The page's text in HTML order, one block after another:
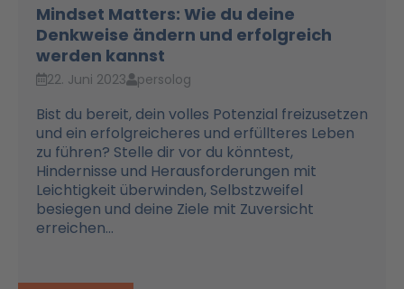
Mindset Matters: Wie du deine
Denkweise ändern und erfolgreich
werden kannst
22. Juni 2023 persolog
Bist du bereit, dein volles Potenzial freizusetzen
und ein erfolgreicheres und erfüllteres Leben
zu führen? Stelle dir vor du könntest,
Hindernisse und Herausforderungen mit
Leichtigkeit überwinden, Selbstzweifel
besiegen und deine Ziele mit Zuversicht
erreichen...